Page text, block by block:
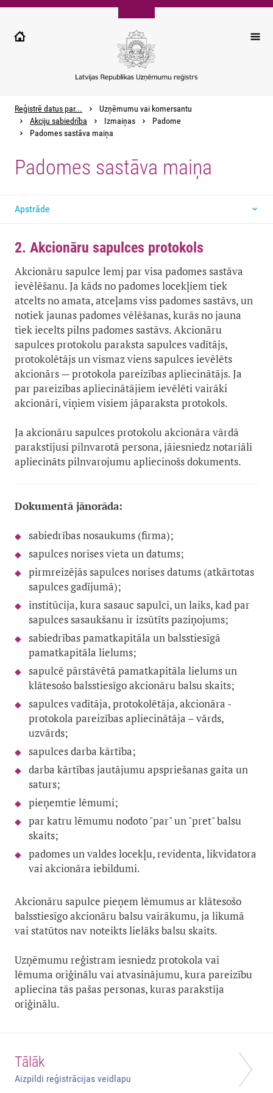
Pārlekt
galveno
Reģistrē datus par...
Uzņēmumu vai komersantu
Akciju sabiedrība
Izmaiņas
Padome
Padomes sastāva maiņa
Padomes sastāva maiņa
Apstrāde
2. Akcionāru sapulces protokols
Akcionāru sapulce lemj par visa padomes sastāva
ievēlēšanu. Ja kāds no padomes locekļiem tiek
atcelts no amata, atceļams viss padomes sastāvs, un
notiek jaunas padomes vēlēšanas, kurās no jauna
tiek iecelts pilns padomes sastāvs. Akcionāru
sapulces protokolu paraksta sapulces vadītājs,
protokolētājs un vismaz viens sapulces ievēlēts
akcionārs — protokola pareizības apliecinātājs. Ja
par pareizības apliecinātājiem ievēlēti vairāki
akcionāri, viņiem visiem jāparaksta protokols.
Ja akcionāru sapulces protokolu akcionāra vārdā
parakstījusi pilnvarotā persona, jāiesniedz notariāli
apliecināts pilnvarojumu apliecinošs dokuments.
Dokumentā jānorāda:
sabiedrības nosaukums (firma);
sapulces norises vieta un datums;
pirmreizējās sapulces norises datums (atkārtotas
sapulces gadījumā);
institūcija, kura sasauc sapulci, un laiks, kad par
sapulces sasaukšanu ir izsūtīts paziņojums;
sabiedrības pamatkapitāla un balsstiesīgā
pamatkapitāla lielums;
sapulcē pārstāvētā pamatkapitāla lielums un
klātesošo balsstiesīgo akcionāru balsu skaits;
sapulces vadītāja, protokolētāja, akcionāra -
protokola pareizības apliecinātāja – vārds,
uzvārds;
sapulces darba kārtība;
darba kārtības jautājumu apspriešanas gaita un
saturs;
pieņemtie lēmumi;
par katru lēmumu nodoto "par" un "pret" balsu
skaits;
padomes un valdes locekļu, revidenta, likvidatora
vai akcionāra iebildumi.
Akcionāru sapulce pieņem lēmumus ar klātesošo
balsstiesīgo akcionāru balsu vairākumu, ja likumā
vai statūtos nav noteikts lielāks balsu skaits.
Uzņēmumu reģistram iesniedz protokola vai
lēmuma oriģinālu vai atvasinājumu, kura pareizību
apliecina tās pašas personas, kuras parakstīja
oriģinālu.
Tālāk
Aizpildi reģistrācijas veidlapu